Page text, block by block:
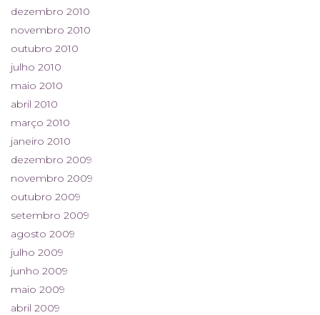
dezembro 2010
novembro 2010
outubro 2010
julho 2010
maio 2010
abril 2010
março 2010
janeiro 2010
dezembro 2009
novembro 2009
outubro 2009
setembro 2009
agosto 2009
julho 2009
junho 2009
maio 2009
abril 2009